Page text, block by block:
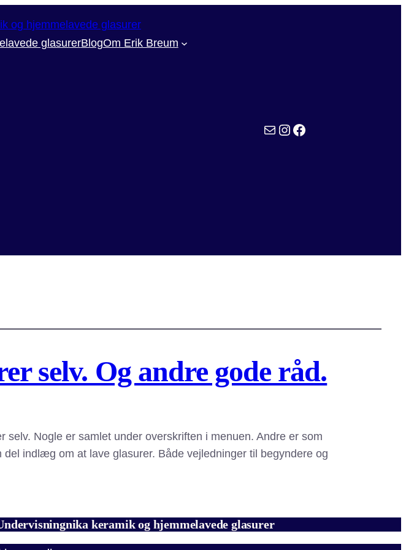
glasurerBlogOm Erik Breum
kontaktmail Min instagram Facebook
selv. Og andre gode råd.
Nogle er samlet under overskriften i menuen. Andre er som
indlæg om at lave glasurer. Både vejledninger til begyndere og
keramik og hjemmelavede glasurer